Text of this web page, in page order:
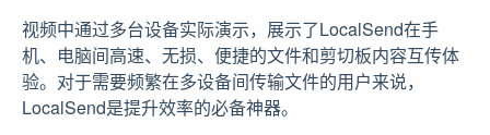
视频中通过多台设备实际演示，展示了LocalSend在手
机、电脑间高速、无损、便捷的文件和剪切板内容互传体
验。对于需要频繁在多设备间传输文件的用户来说，
LocalSend是提升效率的必备神器。